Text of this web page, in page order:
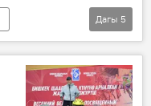
мэр
Дагы 5